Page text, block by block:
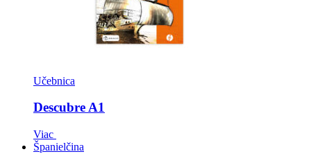
Učebnica
Descubre A1
Viac
Španielčina